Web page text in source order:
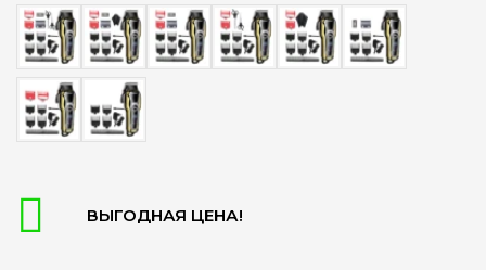
ВЫГОДНАЯ ЦЕНА!